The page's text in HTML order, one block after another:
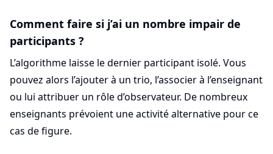
Comment faire si j’ai un nombre impair de
participants ?
L’algorithme laisse le dernier participant isolé. Vous
pouvez alors l’ajouter à un trio, l’associer à l’enseignant
ou lui attribuer un rôle d’observateur. De nombreux
enseignants prévoient une activité alternative pour ce
cas de figure.